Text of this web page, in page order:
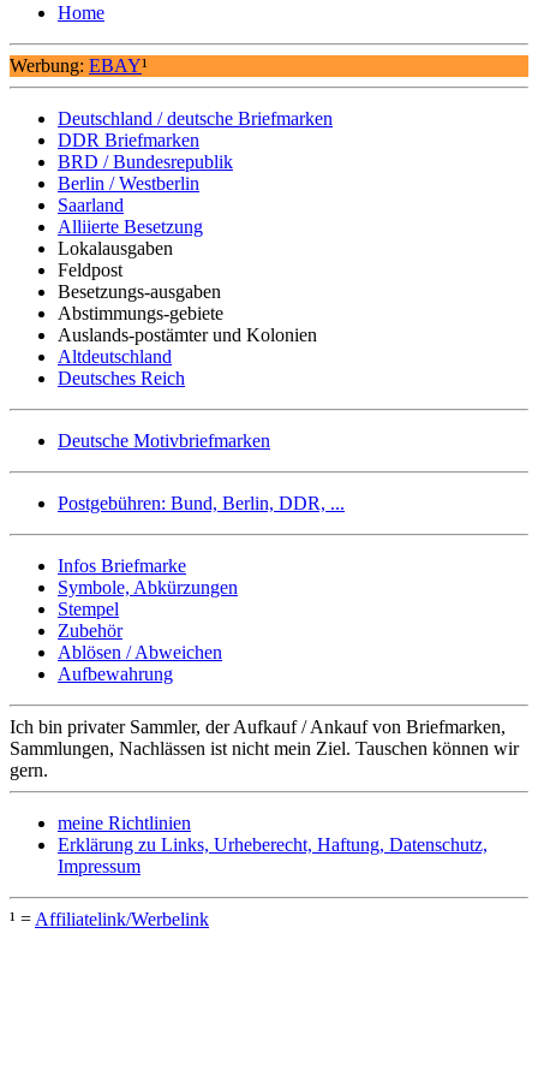
Home
Werbung: EBAY¹
Deutschland / deutsche Briefmarken
DDR Briefmarken
BRD / Bundesrepublik
Berlin / Westberlin
Saarland
Alliierte Besetzung
Lokalausgaben
Feldpost
Besetzungs-ausgaben
Abstimmungs-gebiete
Auslands-postämter und Kolonien
Altdeutschland
Deutsches Reich
Deutsche Motivbriefmarken
Postgebühren: Bund, Berlin, DDR, ...
Infos Briefmarke
Symbole, Abkürzungen
Stempel
Zubehör
Ablösen / Abweichen
Aufbewahrung
Ich bin privater Sammler, der Aufkauf / Ankauf von Briefmarken,
Sammlungen, Nachlässen ist nicht mein Ziel. Tauschen können wir
gern.
meine Richtlinien
Erklärung zu Links, Urheberecht, Haftung, Datenschutz,
Impressum
¹ = Affiliatelink/Werbelink